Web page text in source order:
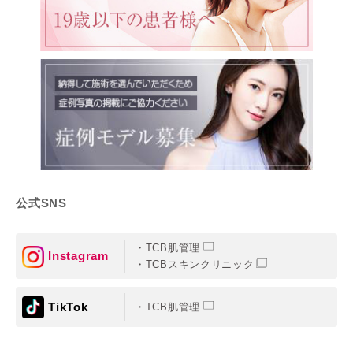
公式SNS
Instagram
TCB肌管理
TCBスキンクリニック
TikTok TCB肌管理